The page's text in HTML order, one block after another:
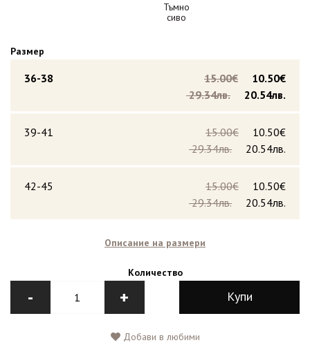
Тъмно
сиво
Размер
36-38 10.50€
15.00€
20.54лв.
29.34лв.
39-41 10.50€
15.00€
20.54лв.
29.34лв.
42-45 10.50€
15.00€
20.54лв.
29.34лв.
Описание на размери
Количество
- + Купи
Добави в любими